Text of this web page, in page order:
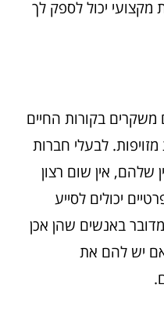
מקצועי יכול לספק לך
משקרים בקורות החיים
לבעלי חברות
שלהם, אין שום רצון
יכולים לסייע
באנשים שהן אכן
יש להם את